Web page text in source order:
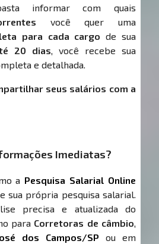
informar com quais
você quer uma
para cada cargo de sua
20 dias, você recebe sua
e detalhada.
seus salários com a
Imediatas?
a Pesquisa Salarial Online
sua própria pesquisa salarial.
precisa e atualizada do
para Corretoras de câmbio,
dos Campos/SP ou em